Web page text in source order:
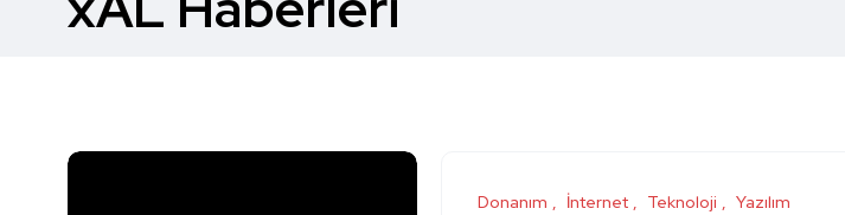
Donanım İnternet Teknoloji Yazılım